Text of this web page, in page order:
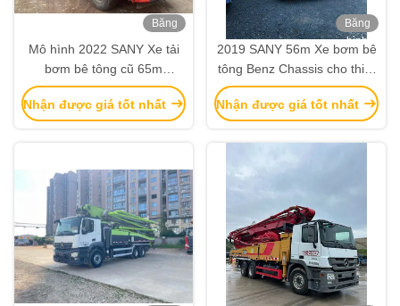
Băng
Mô hình 2022 SANY Xe tải
bơm bê tông cũ 65m
SYM5541THBF Cho xây
dựng cao tầng
Nhận được giá tốt nhất
Băng
hình
2019 SANY 56m Xe bơm bê
tông Benz Chassis cho thiết
bị xây dựng
Nhận được giá tốt nhất